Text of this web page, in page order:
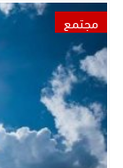
مجتمع